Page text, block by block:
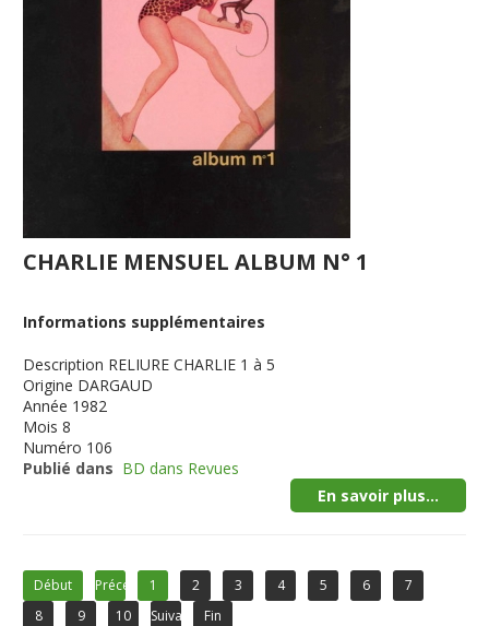
CHARLIE MENSUEL ALBUM N° 1
Informations supplémentaires
Description RELIURE CHARLIE 1 à 5
Origine DARGAUD
Année 1982
Mois 8
Numéro 106
Publié dans BD dans Revues
En savoir plus...
Début Précédent1 2 3 4 5 6
7
8
9 10 Suivant
Fin